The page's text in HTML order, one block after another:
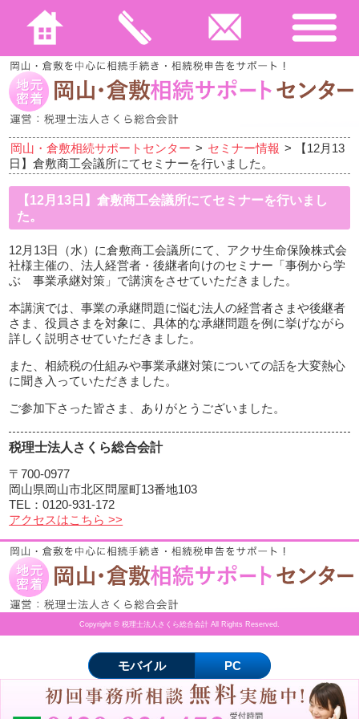
岡山・倉敷相続サポートセンター > セミナー情報 >
【12月13
日】倉敷商工会議所にてセミナーを行いました。
【12月13日】倉敷商工会議所にてセミナーを行いまし
た。
12月13日（水）に倉敷商工会議所にて、アクサ生命保険株式会
社様主催の、法人経営者・後継者向けのセミナー「事例から学
ぶ 事業承継対策」で講演をさせていただきました。
本講演では、事業の承継問題に悩む法人の経営者さまや後継者
さま、役員さまを対象に、具体的な承継問題を例に挙げながら
詳しく説明させていただきました。
また、相続税の仕組みや事業承継対策についての話を大変熱心
に聞き入っていただきました。
ご参加下さった皆さま、ありがとうございました。
税理士法人さくら総合会計
〒700-0977
岡山県岡山市北区問屋町13番地103
TEL：0120-931-172
アクセスはこちら >>
Copyright © 税理士法人さくら総合会計 All Rights Reserved.
モバイル PC